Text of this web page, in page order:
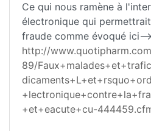
Ce qui nous ramène à
électronique qui
fraude comme évoqué ici-->
http://
89/
+et+eacute+cu-